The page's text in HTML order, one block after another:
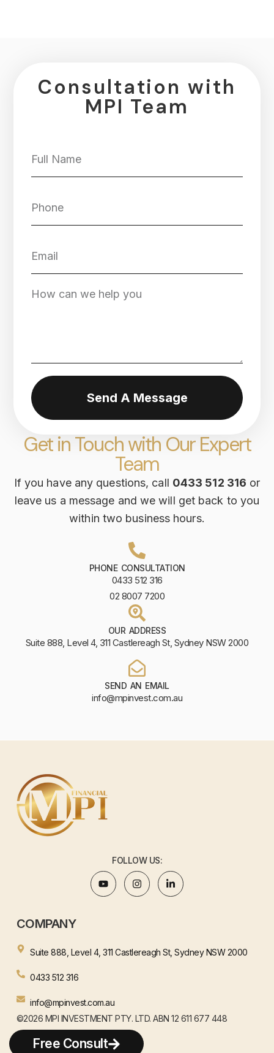
Get in Touch with Our Expert
Team
If you have any questions, call 0433 512 316 or
leave us a message and we will get back to you
within two business hours.
PHONE CONSULTATION
0433 512 316
02 8007 7200
OUR ADDRESS
Suite 888, Level 4, 311 Castlereagh St, Sydney NSW 2000
SEND AN EMAIL
info@mpinvest.com.au
Consultation with
MPI Team
Send A Message
FOLLOW US:
COMPANY
Suite 888, Level 4, 311 Castlereagh St, Sydney NSW 2000
0433 512 316
info@mpinvest.com.au
©2026 MPI INVESTMENT PTY. LTD. ABN 12 611 677 448
WEBSITE BY HENJAY
Free Consult